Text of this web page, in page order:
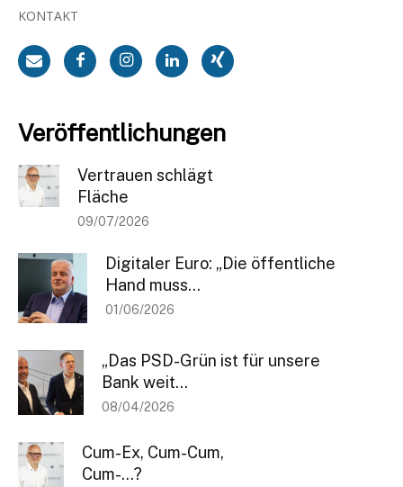
Bleiben Sie informiert
Einmal pro Woche informieren wir Sie über die neusten & wichtigsten
KONTAKT
Veröffentlichungen
Vertrauen schlägt
Fläche
09/07/2026
Digitaler Euro: „Die öffentliche
Hand muss...
01/06/2026
„Das PSD-Grün ist für unsere
Bank weit...
08/04/2026
Cum-Ex, Cum-Cum,
Cum-…?